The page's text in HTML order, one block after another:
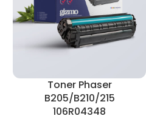
Toner Phaser
B205/B210/215
106R04348